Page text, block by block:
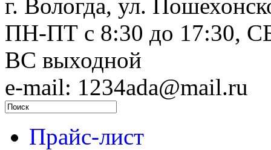
г. Вологда, ул.
ПН-ПТ c 8:30 до 17:30,
ВС выходной
e-mail: 1234ada@mail.ru
Прайс-лист